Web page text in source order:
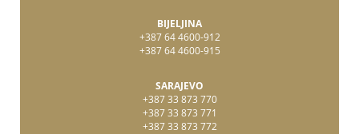
BIJELJINA
+387 64 4600-912
+387 64 4600-915
SARAJEVO
+387 33 873 770
+387 33 873 771
+387 33 873 772